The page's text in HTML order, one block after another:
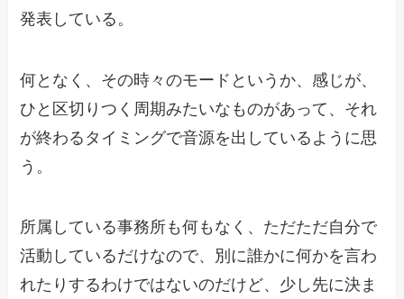
発表している。
何となく、その時々のモードというか、感じが、
ひと区切りつく周期みたいなものがあって、それ
が終わるタイミングで音源を出しているように思
う。
所属している事務所も何もなく、ただただ自分で
活動しているだけなので、別に誰かに何かを言わ
れたりするわけではないのだけど、少し先に決ま